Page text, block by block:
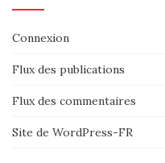
Connexion
Flux des publications
Flux des commentaires
Site de WordPress-FR